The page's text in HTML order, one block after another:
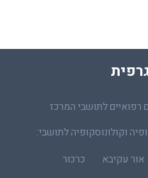
רפואיים לתושבי המרכז
וקולונוסקופיה לתושבי:
אור עקיבא
כרכור